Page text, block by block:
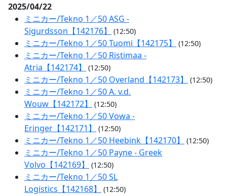
2025/04/22
ミニカー/Tekno 1／50 ASG -
Sigurdsson【142176】
(12:50)
ミニカー/Tekno 1／50 Tuomi【142175】 (12:50)
ミニカー/Tekno 1／50 Ristimaa -
Atria【142174】
(12:50)
ミニカー/Tekno 1／50 Overland【142173】 (12:50)
ミニカー/Tekno 1／50 A. v.d.
Wouw【142172】
(12:50)
ミニカー/Tekno 1／50 Vowa -
Eringer【142171】
(12:50)
ミニカー/Tekno 1／50 Heebink【142170】 (12:50)
ミニカー/Tekno 1／50 Payne - Greek
Volvo【142169】
(12:50)
ミニカー/Tekno 1／50 SL
Logistics【142168】
(12:50)